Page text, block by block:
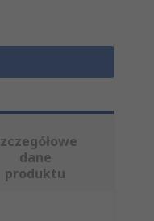
dane
produktu